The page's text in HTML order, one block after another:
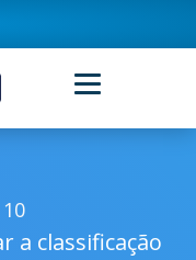
a classificação